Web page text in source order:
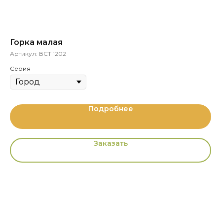
Горка малая
Артикул: ВСТ 1202
Серия
Подробнее
Заказать